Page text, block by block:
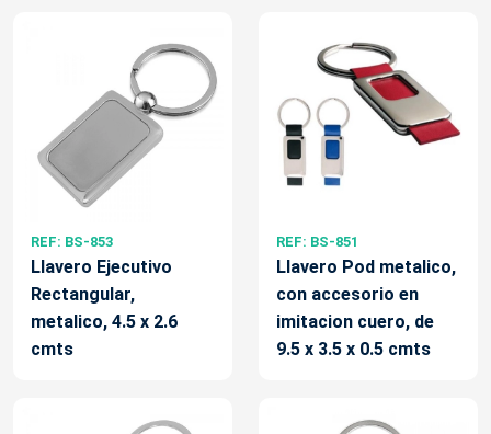
REF: BS-853
Llavero Ejecutivo
Rectangular,
metalico, 4.5 x 2.6
cmts
REF: BS-851
Llavero Pod metalico,
con accesorio en
imitacion cuero, de
9.5 x 3.5 x 0.5 cmts